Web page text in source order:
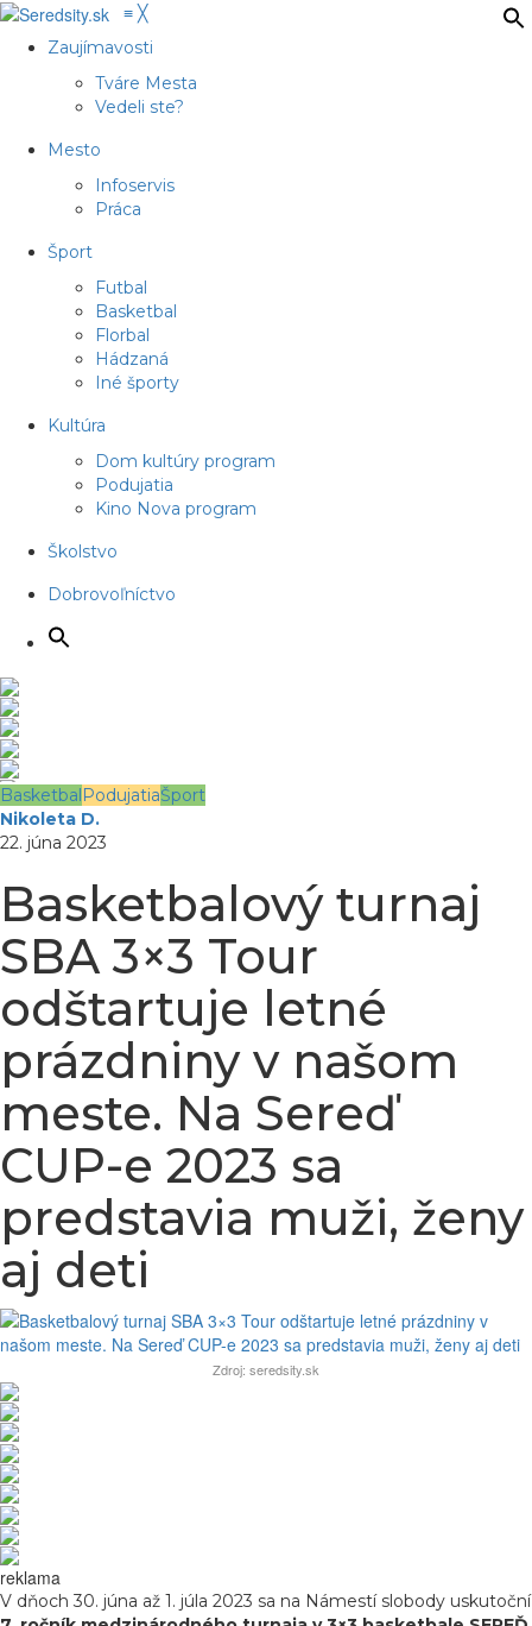
≡ ╳
Zaujímavosti
Tváre Mesta
Vedeli ste?
Mesto
Infoservis
Práca
Šport
Futbal
Basketbal
Florbal
Hádzaná
Iné športy
Kultúra
Dom kultúry program
Podujatia
Kino Nova program
Školstvo
Dobrovoľníctvo
Basketbal PodujatiaŠport
Nikoleta D.
22. júna 2023
Basketbalový turnaj
SBA 3×3 Tour
odštartuje letné
prázdniny v našom
meste. Na Sereď
CUP-e 2023 sa
predstavia muži, ženy
aj deti
Zdroj: seredsity.sk
reklama
V dňoch 30. júna až 1. júla 2023 sa na Námestí slobody uskutoční